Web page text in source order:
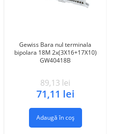
Gewiss Bara nul terminala
bipolara 18M 2x(3X16+17X10)
GW40418B
89,13 lei
71,11 lei
Adaugă în coș